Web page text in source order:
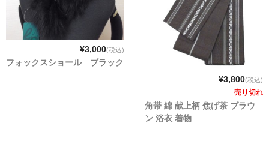
¥3,000(税込)
フォックスショール ブラック
¥3,800(税込)
売り切れ
角帯 綿 献上柄 焦げ茶 ブラウ
ン 浴衣 着物